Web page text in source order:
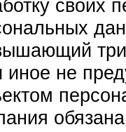
своих
иное не